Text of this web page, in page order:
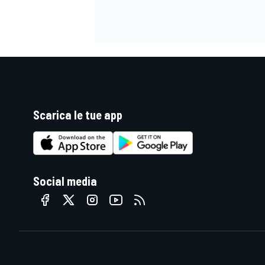
Scarica le tue app
Social media